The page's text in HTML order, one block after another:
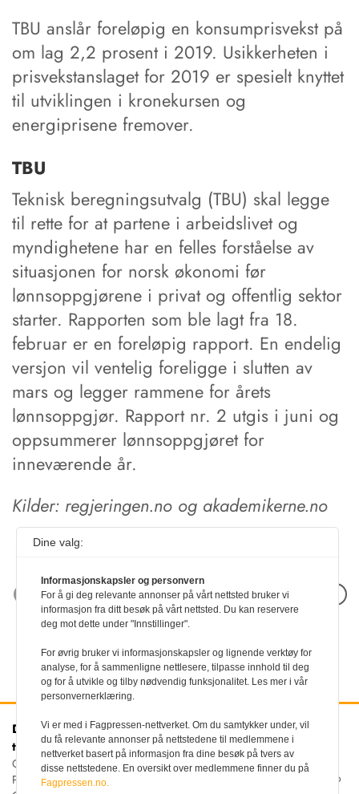
TBU anslår foreløpig en konsumprisvekst på
om lag 2,2 prosent i 2019. Usikkerheten i
prisvekstanslaget for 2019 er spesielt knyttet
til utviklingen i kronekursen og
energiprisene fremover.
TBU
Teknisk beregningsutvalg (TBU) skal legge
til rette for at partene i arbeidslivet og
myndighetene har en felles forståelse av
situasjonen for norsk økonomi før
lønnsoppgjørene i privat og offentlig sektor
starter. Rapporten som ble lagt fra 18.
februar er en foreløpig rapport. En endelig
versjon vil ventelig foreligge i slutten av
mars og legger rammene for årets
lønnsoppgjør. Rapport nr. 2 utgis i juni og
oppsummerer lønnsoppgjøret for
inneværende år.
Kilder: regjeringen.no og akademikerne.no
Neste artikkel
Den norske
tannlegeforenings Tidende
Christiania Torv 5, 0158 Oslo
Postboks 2073 Vika, 0125
Kontakt oss
Tlf:22 54 74 00
E-post:
tidende@tannlegeforeningen.no
Dine valg:
Informasjonskapsler og personvern
For å gi deg relevante annonser på vårt nettsted bruker vi
informasjon fra ditt besøk på vårt nettsted. Du kan reservere
deg mot dette under "Innstillinger".
For øvrig bruker vi informasjonskapsler og lignende verktøy for
analyse, for å sammenligne nettlesere, tilpasse innhold til deg
og for å utvikle og tilby nødvendig funksjonalitet. Les mer i vår
personvernerklæring.
Vi er med i Fagpressen-nettverket. Om du samtykker under, vil
du få relevante annonser på nettstedene til medlemmene i
nettverket basert på informasjon fra dine besøk på tvers av
disse nettstedene. En oversikt over medlemmene finner du på
Fagpressen.no.